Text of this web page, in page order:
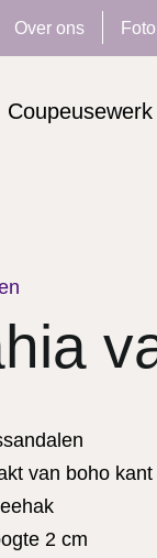
Over ons
Coupeusewerk
van boho
2 cm